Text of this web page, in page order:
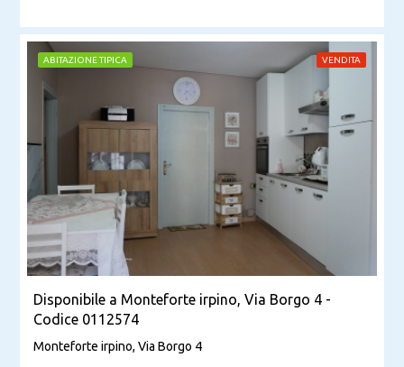
ABITAZIONE TIPICA VENDITA
Disponibile a Monteforte irpino, Via Borgo 4 -
Codice 0112574
Monteforte irpino, Via Borgo 4